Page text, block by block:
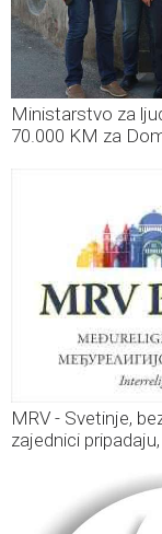
Ministarstvo za
70.000 KM za
MRV - Svetinje,
zajednici